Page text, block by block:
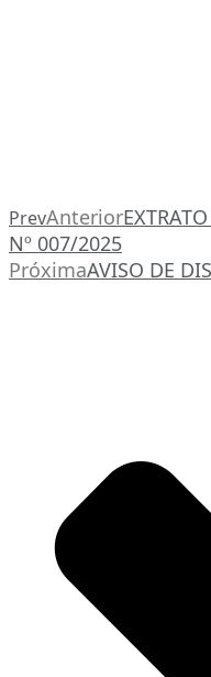
PrevAnterior
Nº 007/2025
PróximaAVISO DE